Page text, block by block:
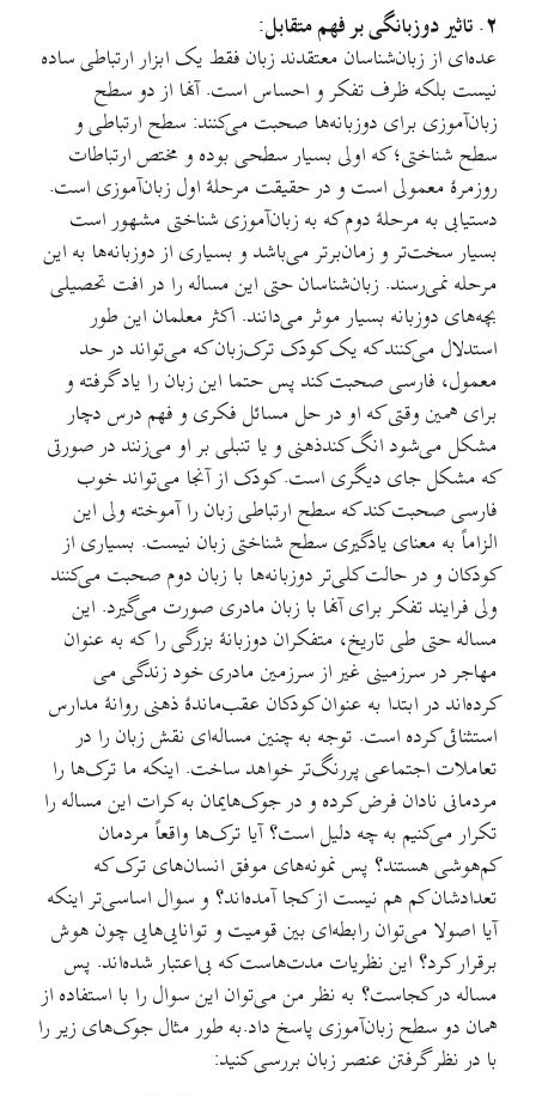
۲. تاثیر دوزبانگی بر فهم متقابل:
عده‌ای از زبان‌شناسان معتقدند زبان فقط یک ابزار ارتباطی ساده
نیست بلکه ظرف تفکر و احساس است. آنها از دو سطح
زبان‌آموزی برای دوزبانه‌ها صحبت می‌کنند: سطح ارتباطی و
سطح شناختی؛ که اولی بسیار سطحی بوده و مختص ارتباطات
روزمرهٔ معمولی است و در حقیقت مرحلهٔ اول زبان‌آموزی است.
دستیابی به مرحلهٔ دوم که به زبان‌آموزی شناختی مشهور است
بسیار سخت‌تر و زمان‌برتر می‌باشد و بسیاری از دوزبانه‌ها به این
مرحله نمی‌رسند. زبان‌شناسان حتی این مساله را در افت تحصیلی
بچه‌های دوزبانه بسیار موثر می‌دانند. اکثر معلمان این طور
استدلال می‌کنند که یک کودک ترک‌زبان که می‌تواند در حد
معمول، فارسی صحبت کند پس حتما این زبان را یاد گرفته و
برای همین وقتی که او در حل مسائل فکری و فهم درس دچار
مشکل می‌شود انگ کندذهنی و یا تنبلی بر او می‌زنند در صورتی
که مشکل جای دیگری است. کودک از آنجا می‌تواند خوب
فارسی صحبت کند که سطح ارتباطی زبان را آموخته ولی این
الزاماً به معنای یادگیری سطح شناختی زبان نیست. بسیاری از
کودکان و در حالت کلی‌تر دوزبانه‌ها با زبان دوم صحبت می‌کنند
ولی فرایند تفکر برای آنها با زبان مادری صورت می‌گیرد. این
مساله حتی طی تاریخ، متفکران دوزبانهٔ بزرگی را که به عنوان
مهاجر در سرزمینی غیر از سرزمین مادری خود زندگی می
کرده‌اند در ابتدا به عنوان کودکان عقب‌ماندهٔ ذهنی روانهٔ مدارس
استثنائی کرده است. توجه به چنین مساله‌ای نقش زبان را در
تعاملات اجتماعی پررنگ‌تر خواهد ساخت. اینکه ما ترک‌ها را
مردمانی نادان فرض کرده و در جوک‌هایمان به کرات این مساله را
تکرار می‌کنیم به چه دلیل است؟ آیا ترک‌ها واقعاً مردمان
کم‌هوشی هستند؟ پس نمونه‌های موفق انسان‌های ترک که
تعدادشان کم هم نیست از کجا آمده‌اند؟ و سوال اساسی‌تر اینکه
آیا اصولا می‌توان رابطه‌ای بین قومیت و توانایی‌هایی چون هوش
برقرار کرد؟ این نظریات مدت‌هاست که بی‌اعتبار شده‌اند. پس
مساله در کجاست؟ به نظر من می‌توان این سوال را با استفاده از
همان دو سطح زبان‌آموزی پاسخ داد.به طور مثال جوک‌های زیر را
با در نظر گرفتن عنصر زبان بررسی کنید: